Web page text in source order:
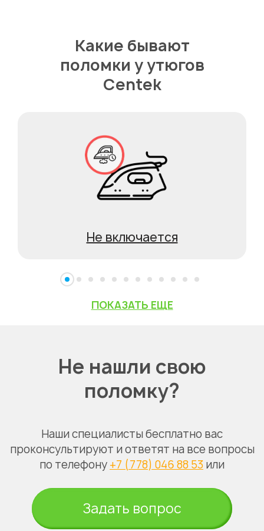
Какие бывают
поломки у утюгов
Centek
Не включается
ПОКАЗАТЬ ЕЩЕ
Не нашли свою
поломку?
Наши специалисты бесплатно вас
проконсультируют и ответят на все вопросы
по телефону +7 (778) 046 88 53 или
Задать вопрос